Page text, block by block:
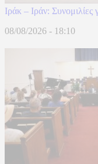
Ιράκ – Ιράν: Συνομιλίες
08/08/2026 - 18:10